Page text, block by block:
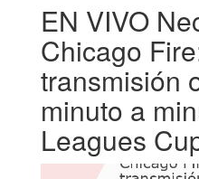
EN VIVO
Chicago
transmisión
minuto a
Leagues